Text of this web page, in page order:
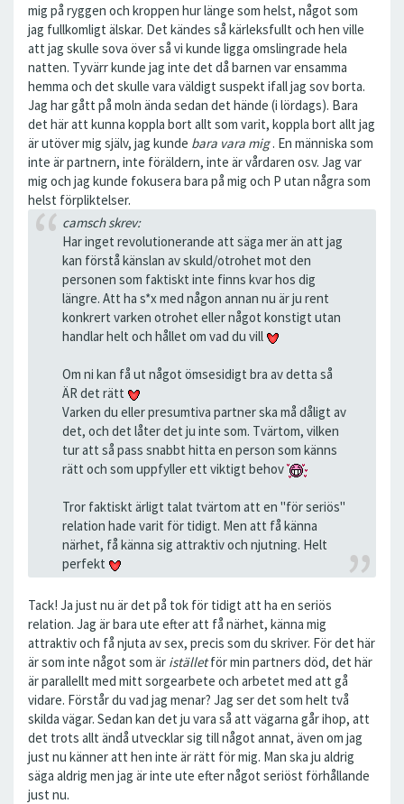
mig på ryggen och kroppen hur länge som helst, något som
jag fullkomligt älskar. Det kändes så kärleksfullt och hen ville
att jag skulle sova över så vi kunde ligga omslingrade hela
natten. Tyvärr kunde jag inte det då barnen var ensamma
hemma och det skulle vara väldigt suspekt ifall jag sov borta.
Jag har gått på moln ända sedan det hände (i lördags). Bara
det här att kunna koppla bort allt som varit, koppla bort allt jag
är utöver mig själv, jag kunde bara vara mig. En människa som
inte är partnern, inte föräldern, inte är vårdaren osv. Jag var
mig och jag kunde fokusera bara på mig och P utan några som
helst förpliktelser.
camsch skrev:
Har inget revolutionerande att säga mer än att jag
kan förstå känslan av skuld/otrohet mot den
personen som faktiskt inte finns kvar hos dig
längre. Att ha s*x med någon annan nu är ju rent
konkrert varken otrohet eller något konstigt utan
handlar helt och hållet om vad du vill
Om ni kan få ut något ömsesidigt bra av detta så
ÄR det rätt
Varken du eller presumtiva partner ska må dåligt av
det, och det låter det ju inte som. Tvärtom, vilken
tur att så pass snabbt hitta en person som känns
rätt och som uppfyller ett viktigt behov
Tror faktiskt ärligt talat tvärtom att en "för seriös"
relation hade varit för tidigt. Men att få känna
närhet, få känna sig attraktiv och njutning. Helt
perfekt
Tack! Ja just nu är det på tok för tidigt att ha en seriös
relation. Jag är bara ute efter att få närhet, känna mig
attraktiv och få njuta av sex, precis som du skriver. För det här
är som inte något som är iställetför min partners död, det här
är parallellt med mitt sorgearbete och arbetet med att gå
vidare. Förstår du vad jag menar? Jag ser det som helt två
skilda vägar. Sedan kan det ju vara så att vägarna går ihop, att
det trots allt ändå utvecklar sig till något annat, även om jag
just nu känner att hen inte är rätt för mig. Man ska ju aldrig
säga aldrig men jag är inte ute efter något seriöst förhållande
just nu.